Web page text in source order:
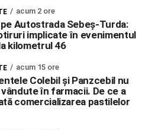
acum 2 ore
Autostrada Sebeș-Turda:
implicate în evenimentul
kilometrul 46
acum 15 ore
Colebil și Panzcebil nu
în farmacii. De ce a
comercializarea pastilelor